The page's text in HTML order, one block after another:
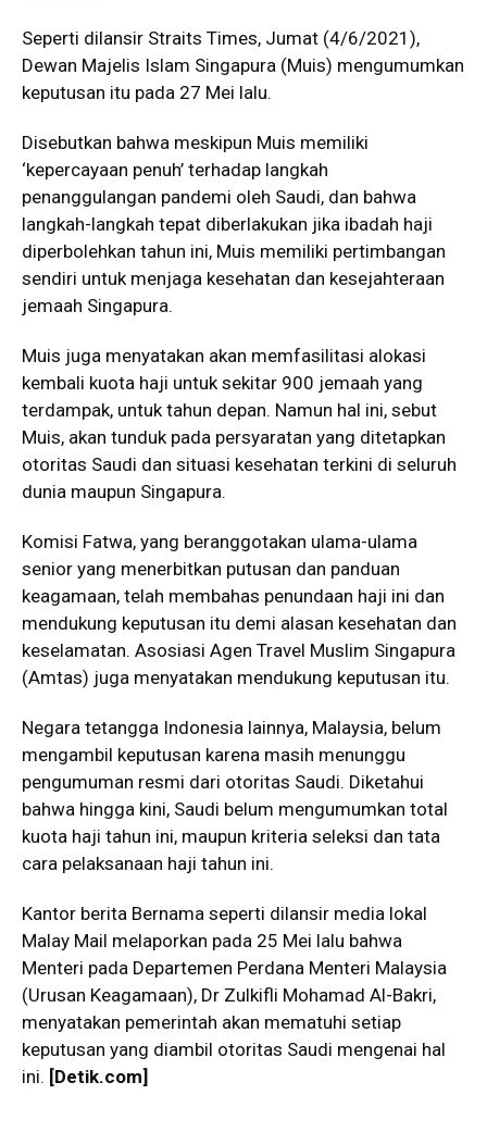
Seperti dilansir Straits Times, Jumat (4/6/2021),
Dewan Majelis Islam Singapura (Muis) mengumumkan
keputusan itu pada 27 Mei lalu.
Disebutkan bahwa meskipun Muis memiliki
‘kepercayaan penuh’ terhadap langkah
penanggulangan pandemi oleh Saudi, dan bahwa
langkah-langkah tepat diberlakukan jika ibadah haji
diperbolehkan tahun ini, Muis memiliki pertimbangan
sendiri untuk menjaga kesehatan dan kesejahteraan
jemaah Singapura.
Muis juga menyatakan akan memfasilitasi alokasi
kembali kuota haji untuk sekitar 900 jemaah yang
terdampak, untuk tahun depan. Namun hal ini, sebut
Muis, akan tunduk pada persyaratan yang ditetapkan
otoritas Saudi dan situasi kesehatan terkini di seluruh
dunia maupun Singapura.
Komisi Fatwa, yang beranggotakan ulama-ulama
senior yang menerbitkan putusan dan panduan
keagamaan, telah membahas penundaan haji ini dan
mendukung keputusan itu demi alasan kesehatan dan
keselamatan. Asosiasi Agen Travel Muslim Singapura
(Amtas) juga menyatakan mendukung keputusan itu.
Negara tetangga Indonesia lainnya, Malaysia, belum
mengambil keputusan karena masih menunggu
pengumuman resmi dari otoritas Saudi. Diketahui
bahwa hingga kini, Saudi belum mengumumkan total
kuota haji tahun ini, maupun kriteria seleksi dan tata
cara pelaksanaan haji tahun ini.
Kantor berita Bernama seperti dilansir media lokal
Malay Mail melaporkan pada 25 Mei lalu bahwa
Menteri pada Departemen Perdana Menteri Malaysia
(Urusan Keagamaan), Dr Zulkifli Mohamad Al-Bakri,
menyatakan pemerintah akan mematuhi setiap
keputusan yang diambil otoritas Saudi mengenai hal
ini. [Detik.com]